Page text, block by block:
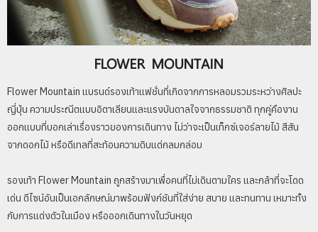
บทความ
FLOWER MOUNTAIN
Flower Mountain แบรนด์รองเท้าแฟชั่นที่เกิดจากการหลอมรวมระหว่างศิลปะ
ญี่ปุ่น ความประณีตแบบอิตาเลียนและแรงบันดาลใจจากธรรมชาติ ทุกคู่คืองาน
ออกแบบที่บอกเล่าเรื่องราวของการเดินทาง ไม่ว่าจะเป็นเท็กซ์เจอร์ลายไม้ สีสัน
จากดอกไม้ หรือดีเทลที่สะท้อนความดิบแต่กลมกล่อม
รองเท้า Flower Mountain ถูกสร้างมาเพื่อคนที่ไม่เดินตามใคร และกล้าที่จะโดด
เด่น ดีไซน์อันเป็นเอกลักษณ์มาพร้อมฟังก์ชันที่ใส่ง่าย สบาย และทนทาน เหมาะทั้ง
กับการแต่งตัวในเมือง หรือออกเดินทางในวันหยุด